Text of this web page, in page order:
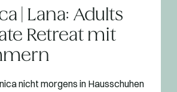
| Lana: Adults
Retreat mit
nicht morgens in Hausschuhen